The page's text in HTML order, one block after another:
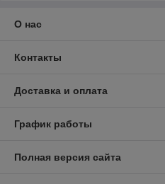
О нас
Контакты
Доставка и оплата
График работы
Полная версия сайта